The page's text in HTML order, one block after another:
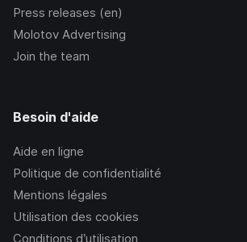
Press releases (en)
Molotov Advertising
Join the team
Besoin d'aide
Aide en ligne
Politique de confidentialité
Mentions légales
Utilisation des cookies
Conditions d’utilisation